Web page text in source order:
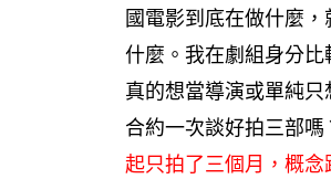
國電影到底在做什麼
什麼。我在劇組身分
真的想當導演或單純
合約一次談好拍三部嗎
起只拍了三個月，概念